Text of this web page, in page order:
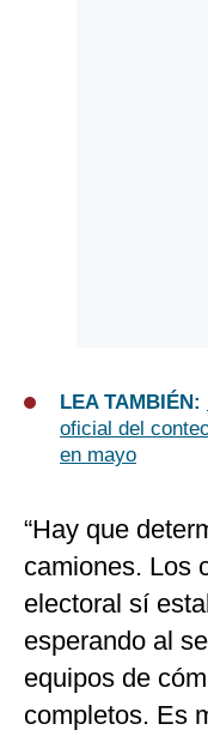
LEA TAMBIÉN:
oficial del
en mayo
“Hay que
camiones. Los
electoral sí
esperando al
equipos de
completos. Es